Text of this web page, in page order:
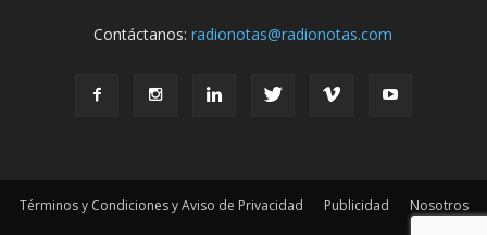
Contáctanos:radionotas@radionotas.com
Términos y Condiciones y Aviso de Privacidad Publicidad
Nosotros